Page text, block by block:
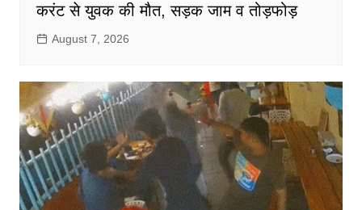
करंट से युवक की मौत, सड़क जाम व तोड़फोड़
August 7, 2026